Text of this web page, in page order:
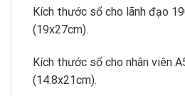
Kích thước sổ cho lãnh đạo
(19x27cm).
Kích thước sổ cho nhân viên
(14.8x21cm).